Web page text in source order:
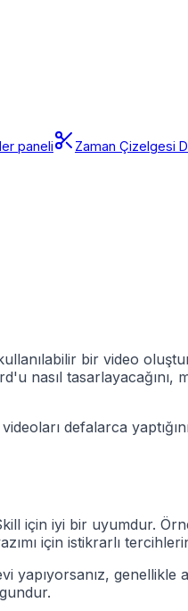
paneli Zaman Çizelgesi
bir video
nasıl
defalarca
için iyi bir uyumdur.
için istikrarlı